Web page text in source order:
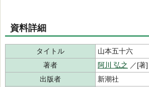
資料詳細
タイトル
山本五十六
著者
阿川 弘之 ／[著]
出版者
新潮社